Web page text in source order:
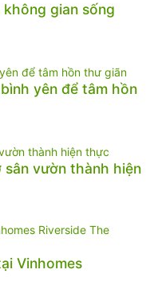
không gian sống
yên để tâm hồn
sân vườn thành hiện
Vinhomes